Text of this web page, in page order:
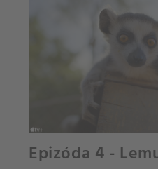
Epizóda 4 -